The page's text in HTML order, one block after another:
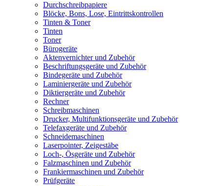
Durchschreibpapiere
Blöcke, Bons, Lose, Eintrittskontrollen
Tinten & Toner
Tinten
Toner
Bürogeräte
Aktenvernichter und Zubehör
Beschriftungsgeräte und Zubehör
Bindegeräte und Zubehör
Laminiergeräte und Zubehör
Diktiergeräte und Zubehör
Rechner
Schreibmaschinen
Drucker, Multifunktionsgeräte und Zubehör
Telefaxgeräte und Zubehör
Schneidemaschinen
Laserpointer, Zeigestäbe
Loch-, Ösgeräte und Zubehör
Falzmaschinen und Zubehör
Frankiermaschinen und Zubehör
Prüfgeräte